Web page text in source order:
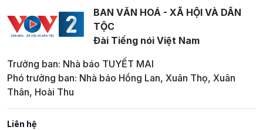
BAN VĂN HOÁ - XÃ HỘI VÀ DÂN
TỘC
Đài Tiếng nói Việt Nam
Trưởng ban: Nhà báo TUYẾT MAI
Phó trưởng ban: Nhà báo Hồng Lan, Xuân Thọ, Xuân
Thân, Hoài Thu
Liên hệ